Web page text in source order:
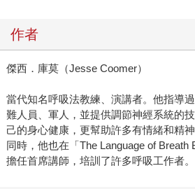
作者
傑西．庫莫（Jesse Coomer）
當代知名呼吸法教練、演講者。他指導
難人員、軍人，並提供調節神經系統的
己的身心健康，更幫助許多有情緒和精
同時，他也在「The Language of Breath
擔任首席講師，培訓了許多呼吸工作者。